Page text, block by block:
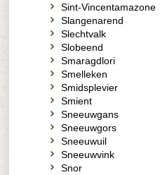
Sint-Vincentamazone
Slangenarend
Slechtvalk
Slobeend
Smaragdlori
Smelleken
Smidsplevier
Smient
Sneeuwgans
Sneeuwgors
Sneeuwuil
Sneeuwvink
Snor